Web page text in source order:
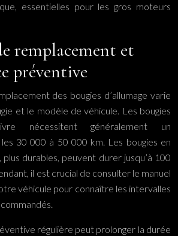
essentielles pour les gros moteurs
remplacement et
préventive
des bougies d’allumage varie
et le modèle de véhicule. Les bougies
nécessitent généralement un
30 000 à 50 000 km. Les bougies en
durables, peuvent durer jusqu’à 100
il est crucial de consulter le manuel
véhicule pour connaître les intervalles
régulière peut prolonger la durée